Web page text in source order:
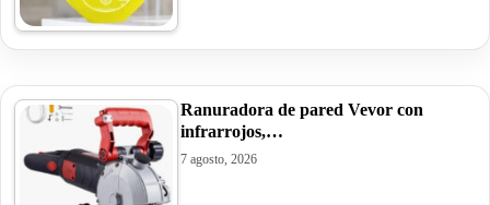
Ranuradora de pared Vevor con
infrarrojos,…
7 agosto, 2026